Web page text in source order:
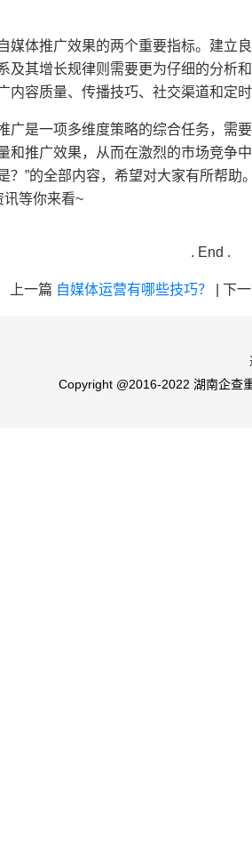
媒体推广效果的两个重要指标。建立
及其增长规律则需要更为仔细的分析
内容质量、传播技巧、社交渠道和定
广是一项多维度策略的综合任务，需
和推广效果，从而在激烈的市场竞争
？”的全部内容，希望对大家有所帮
讯等你来看~
. End .
上一篇 自媒体运营有哪些技巧？ 下
Copyright @2016-2022 湖南企查